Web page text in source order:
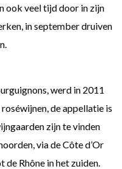
ook veel tijd door in zijn
in september druiven
werd in 2011
de appellatie is
zijn te vinden
via de Côte d’Or
de Rhône in het zuiden.